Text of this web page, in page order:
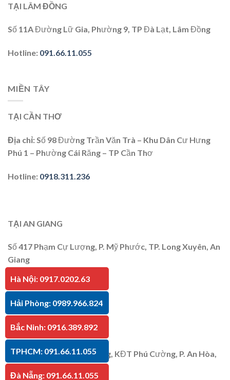
TẠI LÂM ĐỒNG
Số 11A Đường Lữ Gia, Phường 9, TP Đà Lạt, Lâm Đồng
Hotline: 091.66.11.055
MIỀN TÂY
TẠI CẦN THƠ
Địa chỉ: Số 98 Đường Trần Văn Trà – Khu Dân Cư Hưng
Phú 1 – Phường Cái Răng – TP Cần Thơ
Hotline: 0918.311.236
TẠI AN GIANG
Số 417 Phạm Cự Lượng, P. Mỹ Phước, TP. Long Xuyên, An
Giang
Hotline: 091.66.11.055
TẠI KIÊN GIANG
P30 Căn 07 Trần Bạch Đằng, KĐT Phú Cường, P. An Hòa,
TP. Rạch Giá, Kiên Giang
Hà Nội: 0917.0202.63
Hải Phòng: 0989.966.824
Bắc Ninh: 0916.389.892
TPHCM: 091.66.11.055
Đà Nẵng: 091.66.11.055